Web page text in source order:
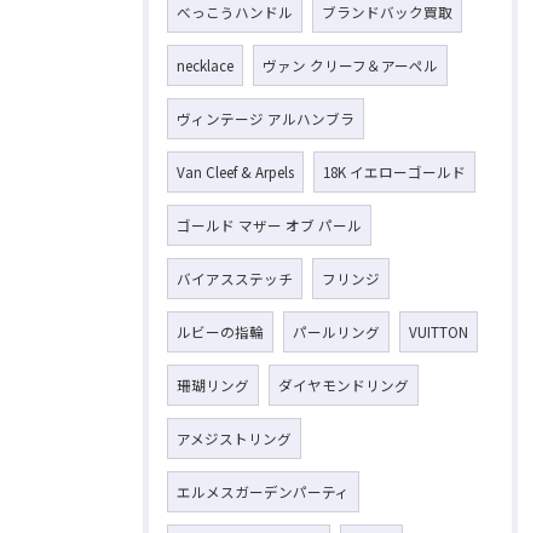
べっこうハンドル ブランドバック買取
necklace ヴァン クリーフ＆アーペル
ヴィンテージ アルハンブラ
Van Cleef & Arpels 18K イエローゴールド
ゴールド マザー オブ パール
バイアスステッチ フリンジ
ルビーの指輪 パールリング VUITTON
珊瑚リング ダイヤモンドリング
アメジストリング
エルメスガーデンパーティ
お気軽にお問い合わせください